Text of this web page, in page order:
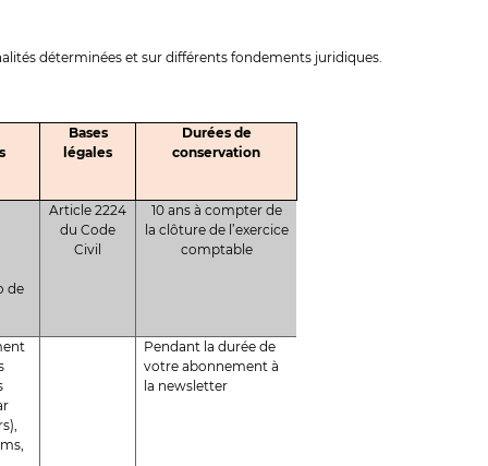
déterminées et sur différents fondements juridiques.
Bases
légales
Durées de
conservation
de
Article 2224
du Code
Civil
10 ans à compter de
la clôture de l’exercice
comptable
Pendant la durée de
votre abonnement à
la newsletter